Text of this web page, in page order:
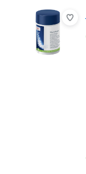
Beoordeling is 9,0 van de